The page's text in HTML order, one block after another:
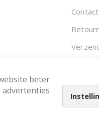
beter
Contact